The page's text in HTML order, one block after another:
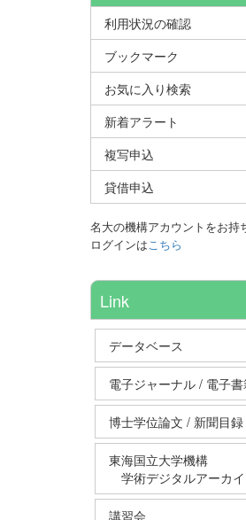
利用状況の確認
ブックマーク
お気に入り検索
新着アラート
複写申込
貸借申込
名大の機構アカウントをお
ログインはこちら
Link
データベース
電子ジャーナル / 電子
博士学位論文 / 新聞
東海国立大学機構
学術デジタルアーカ
講習会